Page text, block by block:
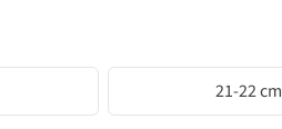
21-22 cm